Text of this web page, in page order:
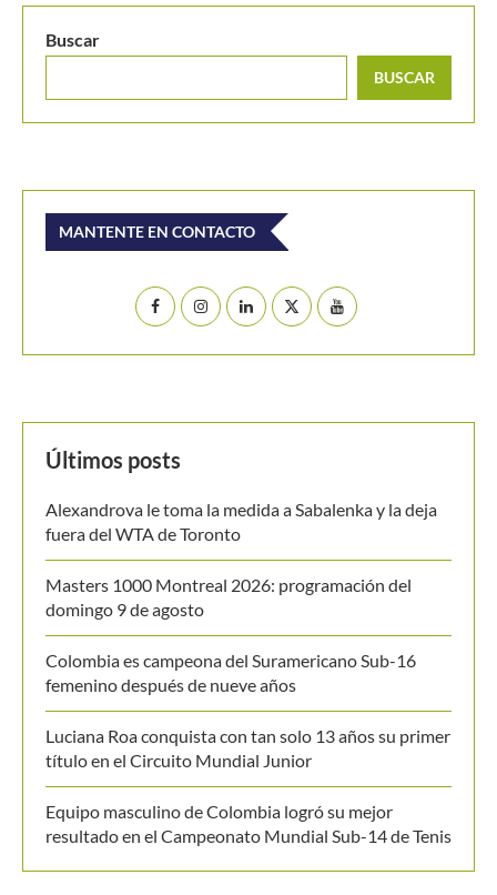
Últimos posts
Alexandrova le toma la medida a Sabalenka y la deja
fuera del WTA de Toronto
Colombia es campeona del Suramericano Sub-16
femenino después de nueve años
Luciana Roa conquista con tan solo 13 años su primer
Equipo masculino de Colombia logró su mejor
resultado en el Campeonato Mundial Sub-14 de Tenis